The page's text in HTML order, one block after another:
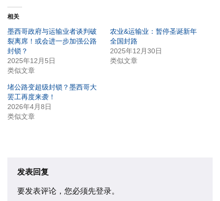
相关
墨西哥政府与运输业者谈判破
裂离席！或会进一步加强公路
封锁？
2025年12月5日
类似文章
农业&运输业：暂停圣诞新年
全国封路
2025年12月30日
类似文章
堵公路变超级封锁？墨西哥大
罢工再度来袭！
2026年4月8日
类似文章
发表回复
要发表评论，您必须先登录。